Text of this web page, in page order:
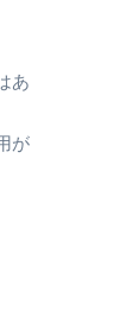
あ
が